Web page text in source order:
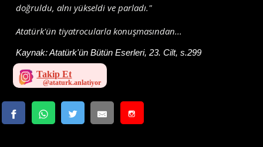
doğruldu, alnı yükseldi ve parladı."
Atatürk'ün tiyatrocularla konuşmasından...
Kaynak:Atatürk'ün Bütün Eserleri, 23. Cilt, s.299
Takip Et